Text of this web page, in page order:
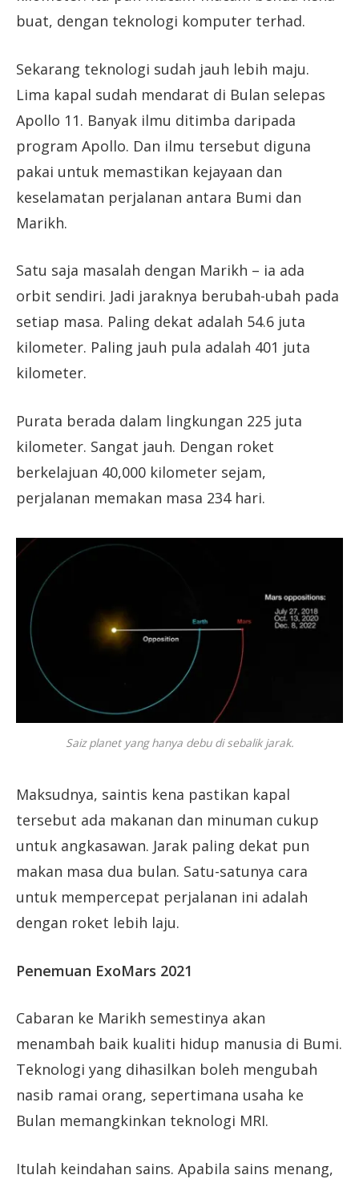
buat, dengan teknologi komputer terhad.
Sekarang teknologi sudah jauh lebih maju.
Lima kapal sudah mendarat di Bulan selepas
Apollo 11. Banyak ilmu ditimba daripada
program Apollo. Dan ilmu tersebut diguna
pakai untuk memastikan kejayaan dan
keselamatan perjalanan antara Bumi dan
Marikh.
Satu saja masalah dengan Marikh – ia ada
orbit sendiri. Jadi jaraknya berubah-ubah pada
setiap masa. Paling dekat adalah 54.6 juta
kilometer. Paling jauh pula adalah 401 juta
kilometer.
Purata berada dalam lingkungan 225 juta
kilometer. Sangat jauh. Dengan roket
berkelajuan 40,000 kilometer sejam,
perjalanan memakan masa 234 hari.
Saiz planet yang hanya debu di sebalik jarak.
Maksudnya, saintis kena pastikan kapal
tersebut ada makanan dan minuman cukup
untuk angkasawan. Jarak paling dekat pun
makan masa dua bulan. Satu-satunya cara
untuk mempercepat perjalanan ini adalah
dengan roket lebih laju.
Penemuan ExoMars 2021
Cabaran ke Marikh semestinya akan
menambah baik kualiti hidup manusia di Bumi.
Teknologi yang dihasilkan boleh mengubah
nasib ramai orang, sepertimana usaha ke
Bulan memangkinkan teknologi MRI.
Itulah keindahan sains. Apabila sains menang,